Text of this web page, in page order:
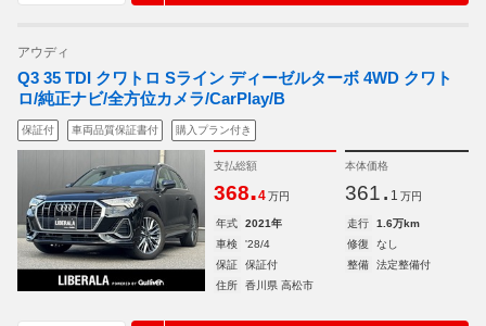
アウディ
Q3 35 TDI クワトロ Sライン ディーゼルターボ 4WD クワト
ロ/純正ナビ/全方位カメラ/CarPlay/B
保証付 車両品質保証書付 購入プラン付き
支払総額
368.4 万円
本体価格
361. 1 万円
年式 2021年 走行
1.6万km
車検
'28/4 修復
なし
保証
保証付 整備
法定整備付
住所
香川県 高松市